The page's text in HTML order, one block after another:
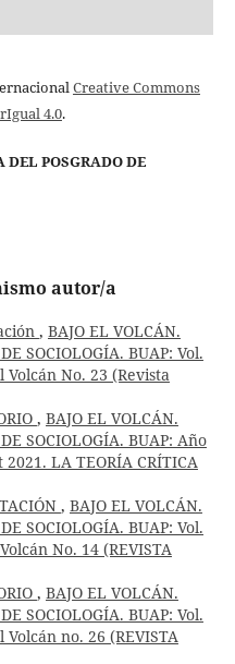
Creative Commons
4.0.
DEL POSGRADO DE
autor/a
, BAJO EL VOLCÁN.
SOCIOLOGÍA. BUAP: Vol.
Volcán No. 23 (Revista
, BAJO EL VOLCÁN.
SOCIOLOGÍA. BUAP: Año
LA TEORÍA CRÍTICA
, BAJO EL VOLCÁN.
SOCIOLOGÍA. BUAP: Vol.
No. 14 (REVISTA
, BAJO EL VOLCÁN.
SOCIOLOGÍA. BUAP: Vol.
no. 26 (REVISTA